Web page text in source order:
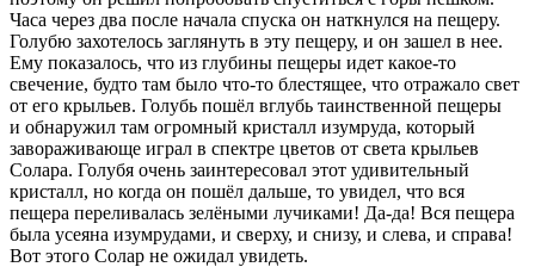
Часа через два после начала спуска он наткнулся на пещеру.
Голубю захотелось заглянуть в эту пещеру, и он зашел в нее.
Ему показалось, что из глубины пещеры идет какое-то
свечение, будто там было что-то блестящее, что отражало свет
от его крыльев. Голубь пошёл вглубь таинственной пещеры
и обнаружил там огромный кристалл изумруда, который
завораживающе играл в спектре цветов от света крыльев
Солара. Голубя очень заинтересовал этот удивительный
кристалл, но когда он пошёл дальше, то увидел, что вся
пещера переливалась зелёными лучиками! Да-да! Вся пещера
была усеяна изумрудами, и сверху, и снизу, и слева, и справа!
Вот этого Солар не ожидал увидеть.